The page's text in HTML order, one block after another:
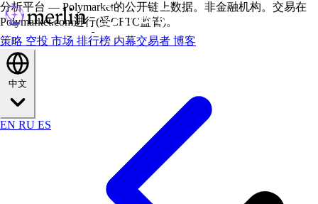
策略 空投 市场 排行榜 内幕交易者 博客
EN RU ES
分析平台 — Polymarket的公开链上数据。非金融机构。交易在
Polymarket.com进行(受CFTC监管)。